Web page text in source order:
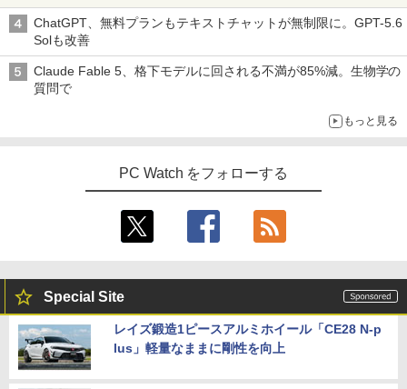
ChatGPT、無料プランもテキストチャットが無制限に。GPT-5.6
Solも改善
Claude Fable 5、格下モデルに回される不満が85%減。生物学の
質問で
もっと見る
PC Watch をフォローする
Special Site
レイズ鍛造1ピースアルミホイール「CE28 N-p
lus」軽量なままに剛性を向上